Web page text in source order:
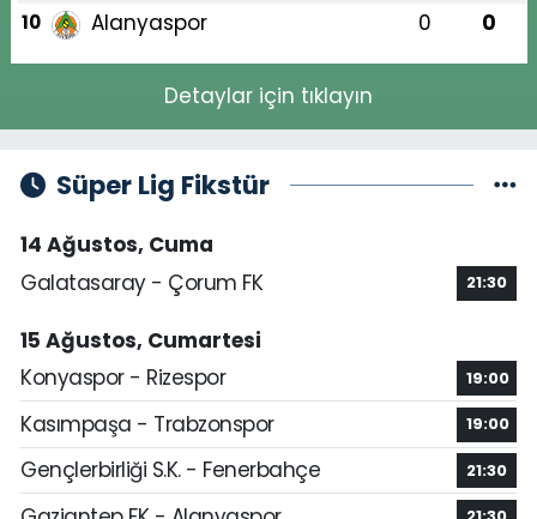
10 Alanyaspor 0 0
Detaylar için tıklayın
Süper Lig Fikstür
14 Ağustos, Cuma
Galatasaray - Çorum FK
21:30
15 Ağustos, Cumartesi
Konyaspor - Rizespor
19:00
Kasımpaşa - Trabzonspor 19:00
Gençlerbirliği S.K. - Fenerbahçe 21:30